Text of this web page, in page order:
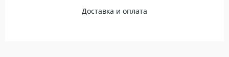
Доставка и оплата